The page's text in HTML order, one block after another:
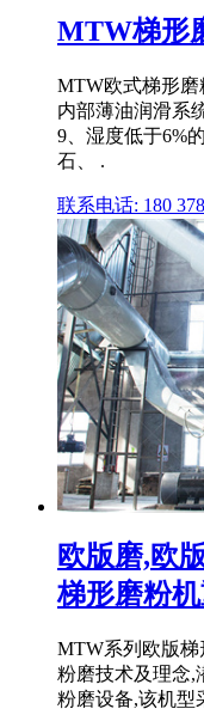
MTW梯形
MTW欧式梯形磨
内部薄油润滑系
9、湿度低于6%
石、 .
联系电话: 180
欧版磨,欧
梯形磨粉
MTW系列欧版
粉磨技术及理念,
粉磨设备,该机型